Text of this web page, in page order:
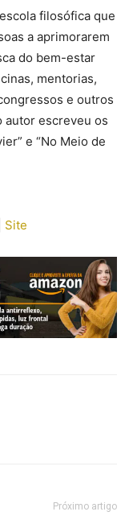
filosófica que
a aprimorarem
do bem-estar
mentorias,
e outros
autor escreveu os
e “No Meio de
Site
Próximo artigo